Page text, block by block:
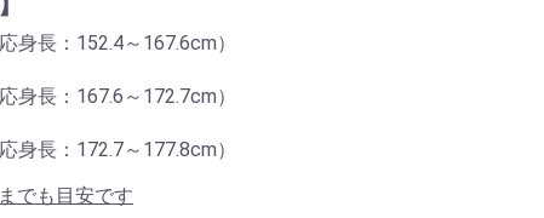
身長：152.4～167.6cm）
身長：167.6～172.7cm）
身長：172.7～177.8cm）
でも目安です